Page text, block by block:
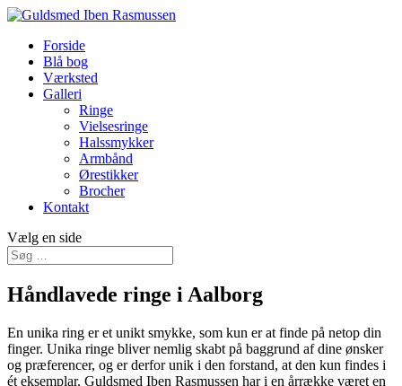
Forside
Blå bog
Værksted
Galleri
Ringe
Vielsesringe
Halssmykker
Armbånd
Ørestikker
Brocher
Kontakt
Vælg en side
Håndlavede ringe i Aalborg
En unika ring er et unikt smykke, som kun er at finde på netop din
finger. Unika ringe bliver nemlig skabt på baggrund af dine ønsker
og præferencer, og er derfor unik i den forstand, at den kun findes i
ét eksemplar. Guldsmed Iben Rasmussen har i en årrække været en